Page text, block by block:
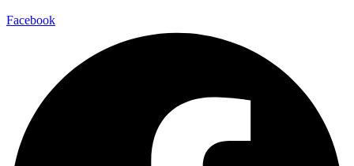
Facebook